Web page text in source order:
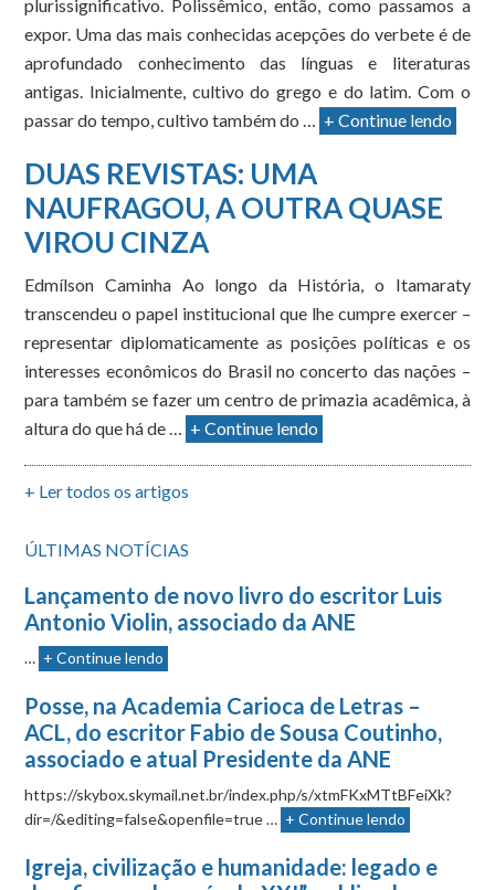
plurissignificativo. Polissêmico, então, como passamos a
expor. Uma das mais conhecidas acepções do verbete é de
aprofundado conhecimento das línguas e literaturas
antigas. Inicialmente, cultivo do grego e do latim. Com o
passar do tempo, cultivo também do … + Continue lendo
DUAS REVISTAS: UMA
NAUFRAGOU, A OUTRA QUASE
VIROU CINZA
Edmílson Caminha Ao longo da História, o Itamaraty
transcendeu o papel institucional que lhe cumpre exercer –
representar diplomaticamente as posições políticas e os
interesses econômicos do Brasil no concerto das nações –
para também se fazer um centro de primazia acadêmica, à
altura do que há de … + Continue lendo
+ Ler todos os artigos
ÚLTIMAS NOTÍCIAS
Lançamento de novo livro do escritor Luis
Antonio Violin, associado da ANE
… + Continue lendo
Posse, na Academia Carioca de Letras –
ACL, do escritor Fabio de Sousa Coutinho,
associado e atual Presidente da ANE
https://skybox.skymail.net.br/index.php/s/xtmFKxMTtBFeiXk?
dir=/&editing=false&openfile=true … + Continue lendo
Igreja, civilização e humanidade: legado e